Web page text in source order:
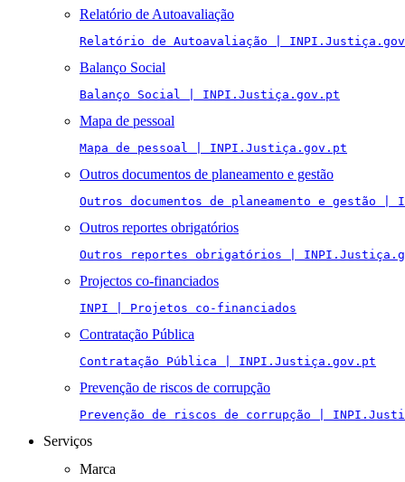
Relatório de Autoavaliação
Relatório de Autoavaliação |
Balanço Social
Balanço Social | INPI.Justiça.gov.pt
Mapa de pessoal
Mapa de pessoal | INPI.Justiça.gov.pt
Outros documentos de planeamento e gestão
Outros documentos de planeamento e gestão
Outros reportes obrigatórios
Outros reportes obrigatórios |
Projectos co-financiados
INPI | Projetos co-financiados
Contratação Pública
Contratação Pública | INPI.Justiça.gov.pt
Prevenção de riscos de corrupção
Prevenção de riscos de corrupção |
Serviços
Marca